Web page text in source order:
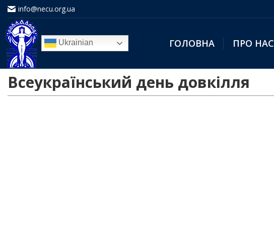
info@necu.org.ua
Ukrainian ГОЛОВНА ПРО НАС
Всеукраїнський день довкілля